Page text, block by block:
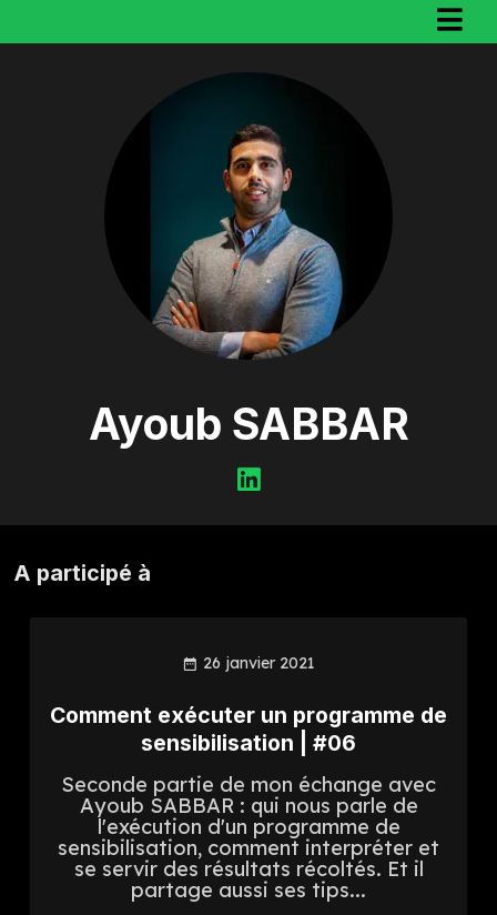
Ayoub SABBAR
A participé à
26 janvier 2021
Comment exécuter un programme de
sensibilisation | #06
Seconde partie de mon échange avec
Ayoub SABBAR : qui nous parle de
l'exécution d'un programme de
sensibilisation, comment interpréter et
se servir des résultats récoltés. Et il
partage aussi ses tips...